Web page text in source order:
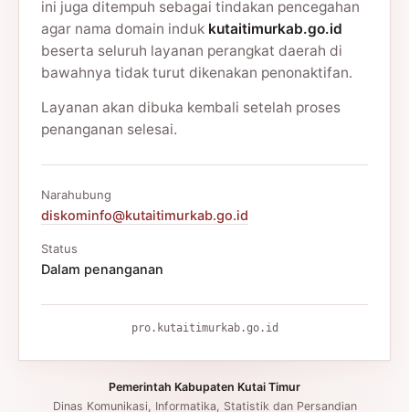
ini juga ditempuh sebagai tindakan pencegahan
agar nama domain induk kutaitimurkab.go.id
beserta seluruh layanan perangkat daerah di
bawahnya tidak turut dikenakan penonaktifan.
Layanan akan dibuka kembali setelah proses
penanganan selesai.
Narahubung
diskominfo@kutaitimurkab.go.id
Status
Dalam penanganan
pro.kutaitimurkab.go.id
Pemerintah Kabupaten Kutai Timur
Dinas Komunikasi, Informatika, Statistik dan Persandian